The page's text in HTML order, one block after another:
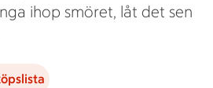
ihop smöret, låt det sen